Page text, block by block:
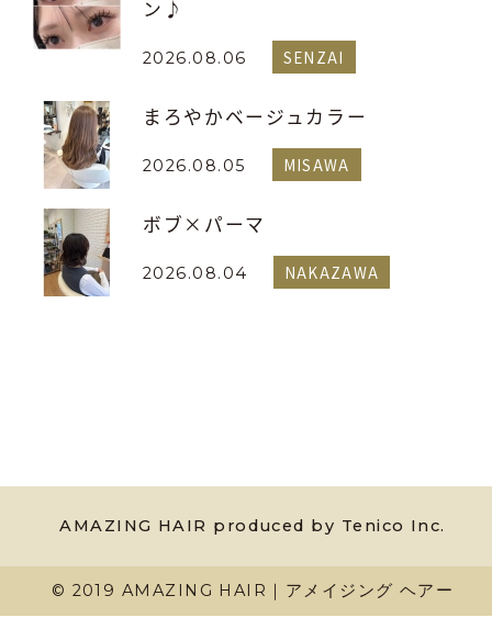
ン♪
2026.08.06 SENZAI
まろやかベージュカラー
2026.08.05 MISAWA
ボブ×パーマ
2026.08.04 NAKAZAWA
AMAZING HAIR produced by Tenico Inc.
© 2019 AMAZING HAIR｜アメイジング ヘアー